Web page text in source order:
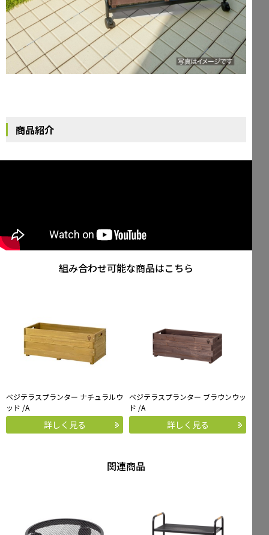
商品紹介
組み合わせ可能な商品はこちら
ベジテラスプランター ナチュラルウ
ッド /A
詳しく見る
ベジテラスプランター ブラウンウッ
ド /A
詳しく見る
関連商品